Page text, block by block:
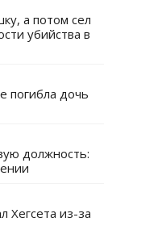
а потом сел
убийства в
погибла дочь
должность:
Хегсета из-за